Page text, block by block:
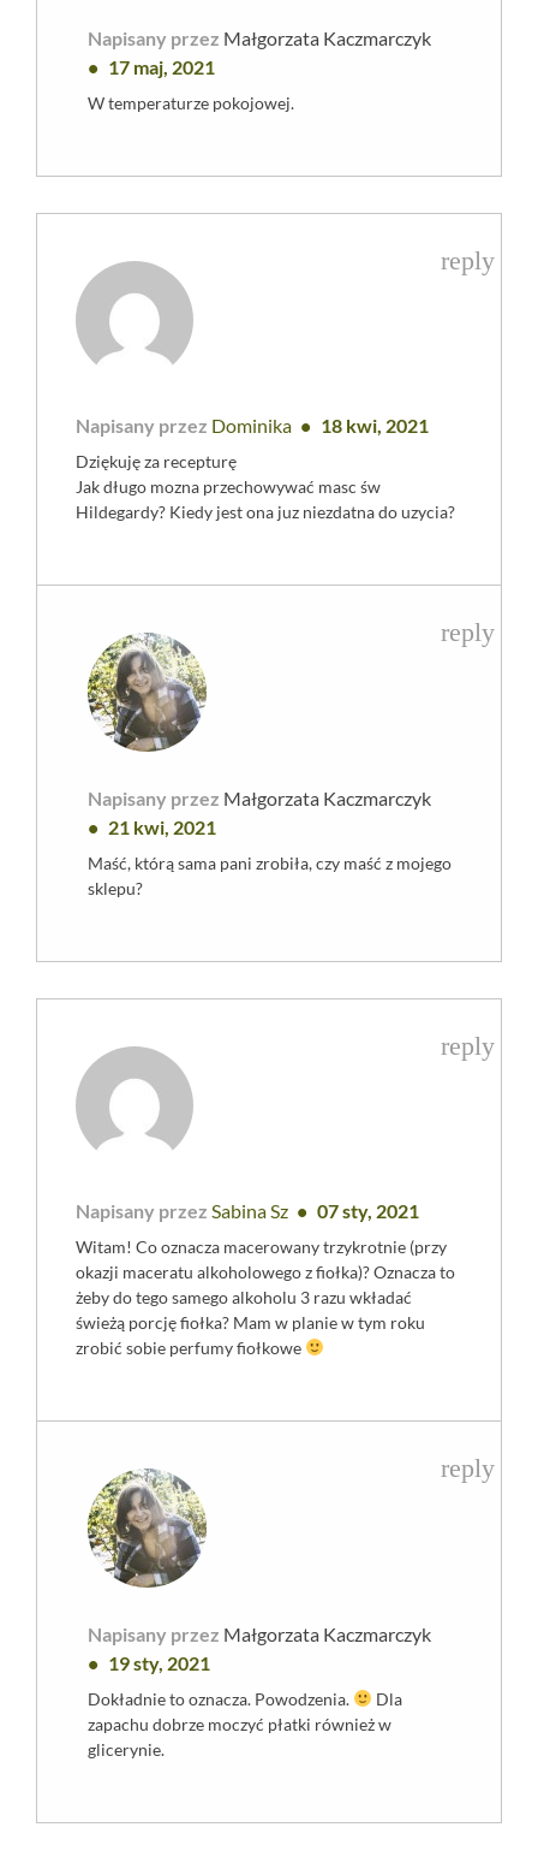
Napisany przez Małgorzata Kaczmarczyk
17 maj, 2021
W temperaturze pokojowej.
Napisany przez Dominika 18 kwi, 2021
Dziękuję za recepturę
Jak długo mozna przechowywać masc św
Hildegardy? Kiedy jest ona juz niezdatna do uzycia?
reply
Napisany przez Małgorzata Kaczmarczyk
21 kwi, 2021
Maść, którą sama pani zrobiła, czy maść z mojego
sklepu?
reply
Napisany przez Sabina Sz 07 sty, 2021
Witam! Co oznacza macerowany trzykrotnie (przy
okazji maceratu alkoholowego z fiołka)? Oznacza to
żeby do tego samego alkoholu 3 razu wkładać
świeżą porcję fiołka? Mam w planie w tym roku
zrobić sobie perfumy fiołkowe
reply
Napisany przez Małgorzata Kaczmarczyk
19 sty, 2021
Dokładnie to oznacza. Powodzenia.
Dla
zapachu dobrze moczyć płatki również w
glicerynie.
reply